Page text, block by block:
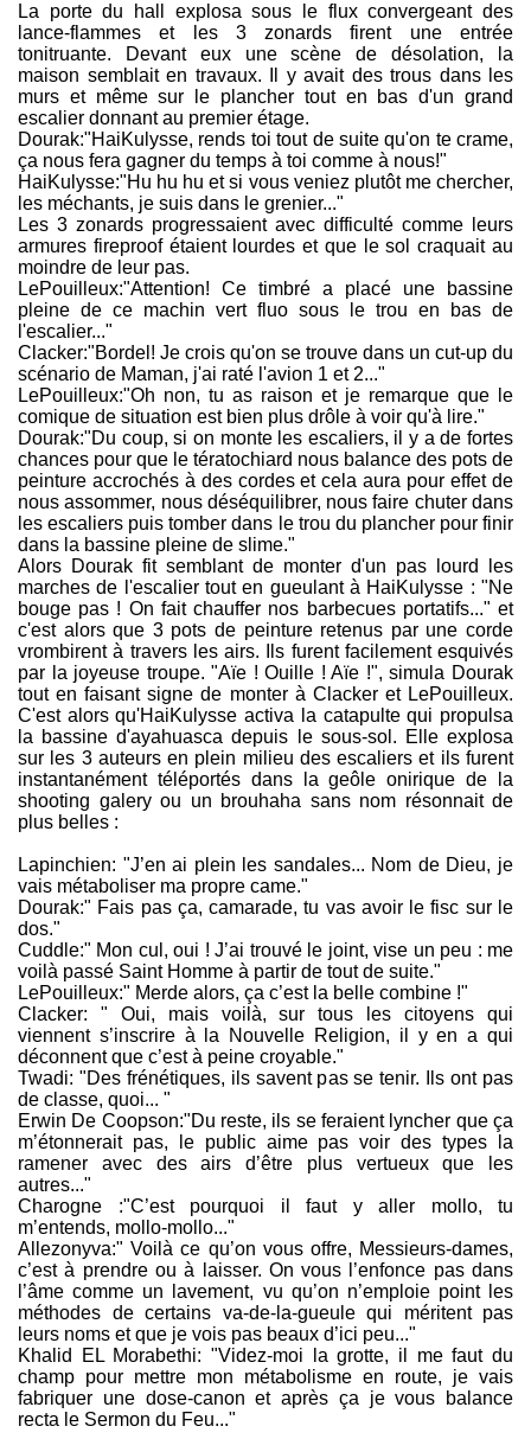
La porte du hall explosa sous le flux convergeant des
lance-flammes et les 3 zonards firent une entrée
tonitruante. Devant eux une scène de désolation, la
maison semblait en travaux. Il y avait des trous dans les
murs et même sur le plancher tout en bas d'un grand
escalier donnant au premier étage.
Dourak:"HaiKulysse, rends toi tout de suite qu'on te crame,
ça nous fera gagner du temps à toi comme à nous!"
HaiKulysse:"Hu hu hu et si vous veniez plutôt me chercher,
les méchants, je suis dans le grenier..."
Les 3 zonards progressaient avec difficulté comme leurs
armures fireproof étaient lourdes et que le sol craquait au
moindre de leur pas.
LePouilleux:"Attention! Ce timbré a placé une bassine
pleine de ce machin vert fluo sous le trou en bas de
l'escalier..."
Clacker:"Bordel! Je crois qu'on se trouve dans un cut-up du
scénario de Maman, j'ai raté l'avion 1 et 2..."
LePouilleux:"Oh non, tu as raison et je remarque que le
comique de situation est bien plus drôle à voir qu'à lire."
Dourak:"Du coup, si on monte les escaliers, il y a de fortes
chances pour que le tératochiard nous balance des pots de
peinture accrochés à des cordes et cela aura pour effet de
nous assommer, nous déséquilibrer, nous faire chuter dans
les escaliers puis tomber dans le trou du plancher pour finir
dans la bassine pleine de slime."
Alors Dourak fit semblant de monter d'un pas lourd les
marches de l'escalier tout en gueulant à HaiKulysse : "Ne
bouge pas ! On fait chauffer nos barbecues portatifs..." et
c'est alors que 3 pots de peinture retenus par une corde
vrombirent à travers les airs. Ils furent facilement esquivés
par la joyeuse troupe. "Aïe ! Ouille ! Aïe !", simula Dourak
tout en faisant signe de monter à Clacker et LePouilleux.
C'est alors qu'HaiKulysse activa la catapulte qui propulsa
la bassine d'ayahuasca depuis le sous-sol. Elle explosa
sur les 3 auteurs en plein milieu des escaliers et ils furent
instantanément téléportés dans la geôle onirique de la
shooting galery ou un brouhaha sans nom résonnait de
plus belles :
Lapinchien: "J’en ai plein les sandales... Nom de Dieu, je
vais métaboliser ma propre came."
Dourak:" Fais pas ça, camarade, tu vas avoir le fisc sur le
dos."
Cuddle:" Mon cul, oui ! J’ai trouvé le joint, vise un peu : me
voilà passé Saint Homme à partir de tout de suite."
LePouilleux:" Merde alors, ça c’est la belle combine !"
Clacker: " Oui, mais voilà, sur tous les citoyens qui
viennent s’inscrire à la Nouvelle Religion, il y en a qui
déconnent que c’est à peine croyable."
Twadi: "Des frénétiques, ils savent pas se tenir. Ils ont pas
de classe, quoi... "
Erwin De Coopson:"Du reste, ils se feraient lyncher que ça
m’étonnerait pas, le public aime pas voir des types la
ramener avec des airs d’être plus vertueux que les
autres..."
Charogne :"C’est pourquoi il faut y aller mollo, tu
m’entends, mollo-mollo..."
Allezonyva:" Voilà ce qu’on vous offre, Messieurs-dames,
c’est à prendre ou à laisser. On vous l’enfonce pas dans
l’âme comme un lavement, vu qu’on n’emploie point les
méthodes de certains va-de-la-gueule qui méritent pas
leurs noms et que je vois pas beaux d’ici peu..."
Khalid EL Morabethi: "Videz-moi la grotte, il me faut du
champ pour mettre mon métabolisme en route, je vais
fabriquer une dose-canon et après ça je vous balance
recta le Sermon du Feu..."